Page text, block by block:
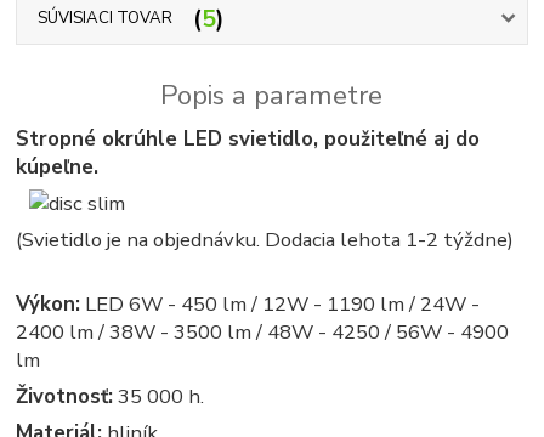
SÚVISIACI TOVAR 5
Popis a parametre
Stropné okrúhle LED svietidlo, použiteľné aj do
kúpeľne.
(Svietidlo je na objednávku. Dodacia lehota 1-2 týždne)
Výkon: LED 6W - 450 lm / 12W - 1190 lm / 24W -
2400 lm / 38W - 3500 lm / 48W - 4250 / 56W - 4900
lm
Životnosť: 35 000 h.